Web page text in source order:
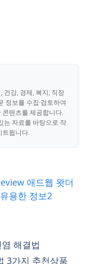
건강, 경제, 복지, 직장
정보를 수집·검토하여
텐츠를 제공합니다.
는 자료를 바탕으로 작
트됩니다.
애드웹 왓더
유용한 정보2
해결법
3가지 추천상품